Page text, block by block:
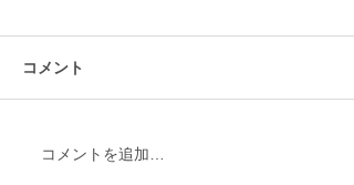
帰国後の勉強のブランクは大きか
ったですか？
コメント
コメントを追加…